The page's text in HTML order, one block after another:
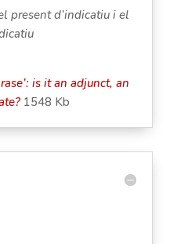
present d’indicatiu i el
is it an adjunct, an
1548 Kb